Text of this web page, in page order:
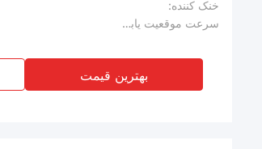
خنک کننده:
سرعت موقعیت یابی:
بهترین قیمت